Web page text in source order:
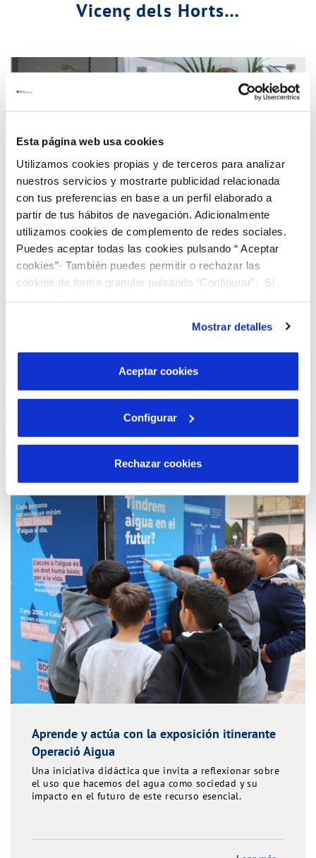
Esta página web usa cookies
Utilizamos cookies propias y de terceros para analizar
nuestros servicios y mostrarte publicidad relacionada
con tus preferencias en base a un perfil elaborado a
partir de tus hábitos de navegación. Adicionalmente
utilizamos cookies de complemento de redes sociales.
Puedes aceptar todas las cookies pulsando “ Aceptar
cookies”· También puedes permitir o rechazar las
cookies de forma granular pulsando “Configurar”. Si
son indispensables para que el sitio web funcione y que
por tanto no se pueden desactivar. Puedes consultar
más información en nuestraPolítica de Cookies
Mostrar detalles
Aceptar cookies
Configurar
Rechazar cookies
Vicenç dels Horts…
¡Descubre nuestro programa de Becas
estudios universitarios, preferiblemente en grados de
Aprende y actúa con la exposición itinerante
Operació Aigua
Una iniciativa didáctica que invita a reflexionar sobre
el uso que hacemos del agua como sociedad y su
impacto en el futuro de este recurso esencial.